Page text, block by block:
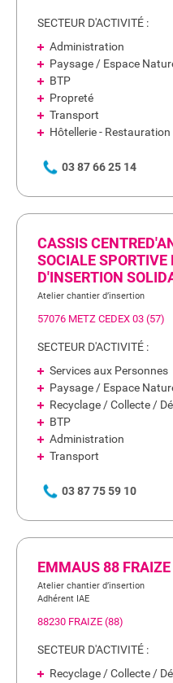
SECTEUR D'ACTIVITÉ :
Administration
Paysage / Espace
BTP
Propreté
Transport
Hôtellerie - Restauration
03 87 66 25 14
CASSIS
SOCIALE SPORTIVE
D'INSERTION
Atelier chantier d’insertion
57076 METZ CEDEX 03 (57)
SECTEUR D'ACTIVITÉ :
Services aux Personnes
Paysage / Espace
Recyclage / Collecte /
BTP
Administration
Transport
03 87 75 59 10
EMMAUS 88 FRAIZE
Atelier chantier d’insertion
Adhérent IAE
88230 FRAIZE (88)
SECTEUR D'ACTIVITÉ :
Recyclage / Collecte /